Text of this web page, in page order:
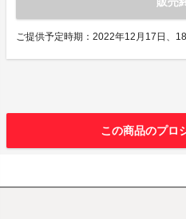
ご提供予定時期：2022年12月17日、
この商品のプロ